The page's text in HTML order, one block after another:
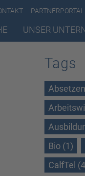
PARTNERPORTAL
UNSER
Tags
Bio (1)
CalfTel